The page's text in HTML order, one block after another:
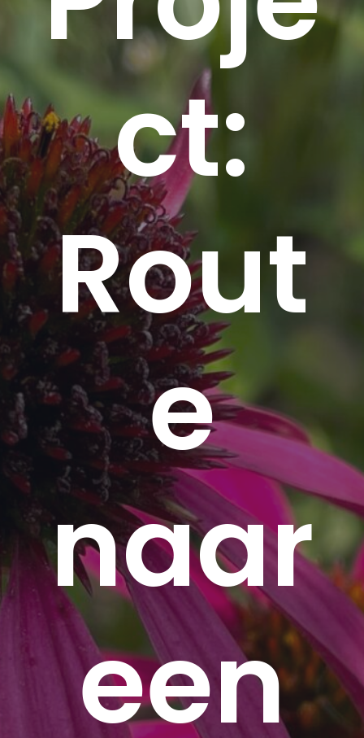
ct:
Rout
e
naar
een